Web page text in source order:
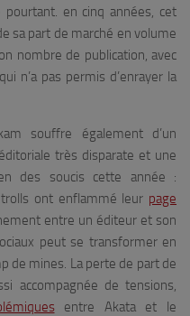
pourtant. en cinq années, cet
sa part de marché en volume
nombre de publication, avec
n’a pas permis d’enrayer la
souffre également d’un
très disparate et une
des soucis cette année :
ont enflammé leur page
entre un éditeur et son
peut se transformer en
de mines. La perte de part de
accompagnée de tensions,
entre Akata et le